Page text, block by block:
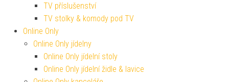
TV příslušenství
TV stolky & komody pod TV
Online Only
Online Only jídelny
Online Only jídelní stoly
Online Only jídelní židle & lavice